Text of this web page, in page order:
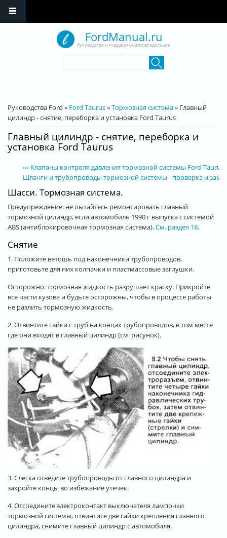
FordManual.ru
Руководства и поддержка автовладельцев
Вы здесь
Руководства Ford » Ford Taurus»Тормозная система» Главный
цилиндр - снятие, переборка и установка Ford Taurus
Главный цилиндр - снятие, переборка и
установка Ford Taurus
‹‹‹ Клапаны контроля давления тормозной системы Ford Taurus
Шланги и трубопроводы тормозной системы - проверка и
Шасси. Тормозная система.
Предупреждение: не пытайтесь ремонтировать главный
тормозной цилиндр, если автомобиль 1990 г выпуска с системой
ABS (антиблокировочная тормозная система).См. раздел 18.
Снятие
1. Положите ветошь под наконечники трубопроводов,
приготовьте для них колпачки и пластмассовые заглушки.
Осторожно: тормозная жидкость разрушает краску. Прикройте
все части кузова и будьте осторожны, чтобы в процессе работы
не разлить тормозную жидкость.
2. Отвинтите гайки с труб на концах трубопроводов, в том месте
где они входят в главный цилиндр (см. рисунок).
3. Слегка отведите трубопроводы от главного цилиндра и
закройте концы во избежание утечек.
4. Отсоедините электроконтакт выключателя лампочки
тормозной системы, отвинтите две гайки крепления главного
цилиндра, снимите главный цилиндр с автомобиля.